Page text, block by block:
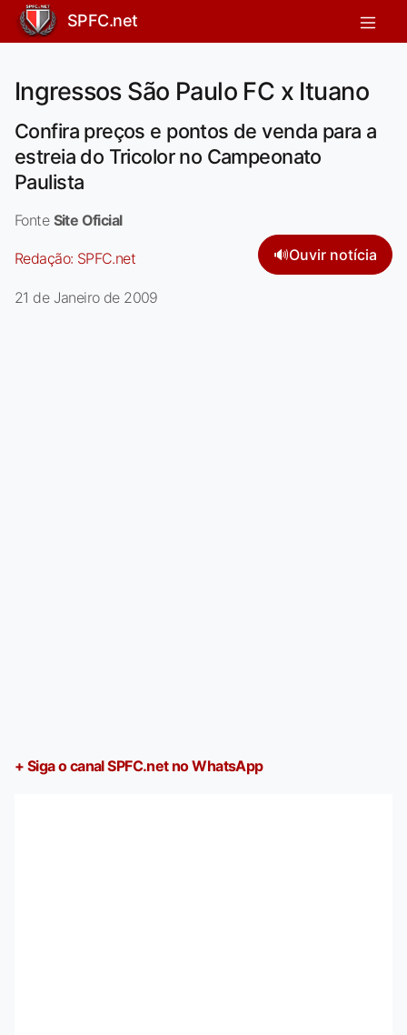
SPFC.net
Ingressos São Paulo FC x Ituano
Confira preços e pontos de venda para a
estreia do Tricolor no Campeonato
Paulista
Fonte Site Oficial
Redação: SPFC.net 🔊Ouvir notícia
21 de Janeiro de 2009
+ Siga o canal SPFC.net no WhatsApp